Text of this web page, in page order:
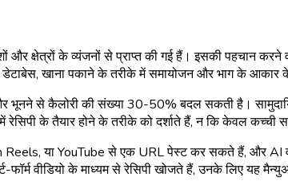
क्षेत्रों के व्यंजनों से प्राप्त की गई हैं। इसकी पहचान करने
डेटाबेस, खाना पकाने के तरीके में समायोजन और भाग के
भूनने से कैलोरी की संख्या 30-50% बदल सकती है।
रेसिपी के तैयार होने के तरीके को दर्शाते हैं, न कि केवल कच्ची
Reels, या YouTube से एक URL पेस्ट कर सकते हैं, और AI
वीडियो के माध्यम से रेसिपी खोजते हैं, उनके लिए यह